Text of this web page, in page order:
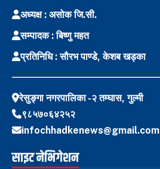
अध्यक्ष : असोक जि.सी.
सम्पादक : बिष्णु महत
प्रतिनिधि : सौरभ पाण्डे, केशब खड्का
रेसुङ्गा नगरपालिका -२ तम्घास, गुल्मी
९८५७०६४२५२
infochhadkenews@gmail.com
साइट नेभिगेशन